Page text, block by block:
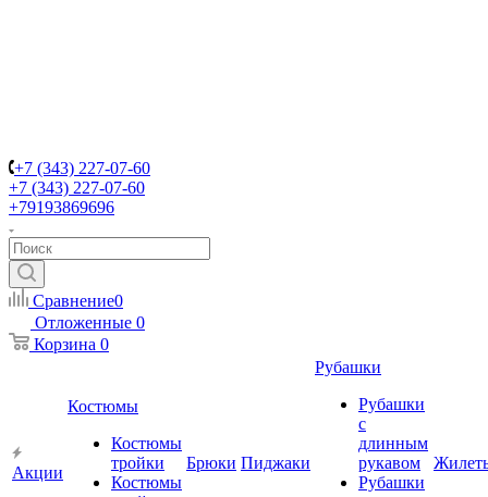
+7 (343) 227-07-60
+7 (343) 227-07-60
+79193869696
Сравнение0
Отложенные 0
Корзина 0
Акции
Костюмы
Костюмы
тройки
Костюмы
Брюки Пиджаки
Рубашки
Рубашки
с
длинным
рукавом
Рубашки